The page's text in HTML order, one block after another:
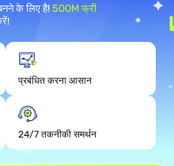
के लिए है! 500M फ्री
प्रबंधित करना आसान
24/7 तकनीकी समर्थन